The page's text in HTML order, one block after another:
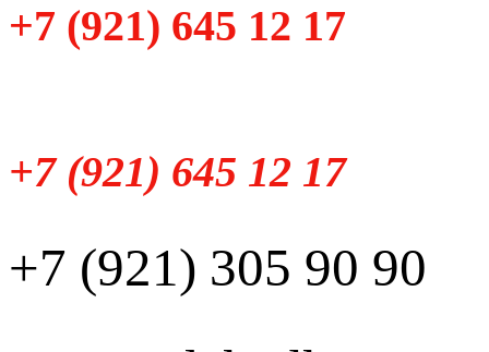
+7 (921) 645 12 17
+7 (921) 645 12 17
+7 (921) 305 90 90